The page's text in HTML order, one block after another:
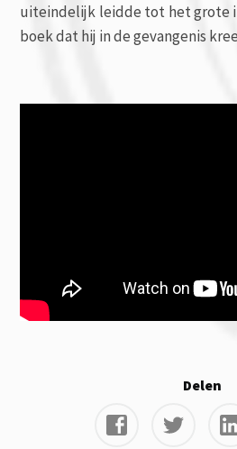
uiteindelijk leidde tot het grote
boek dat hij in de gevangenis
Delen